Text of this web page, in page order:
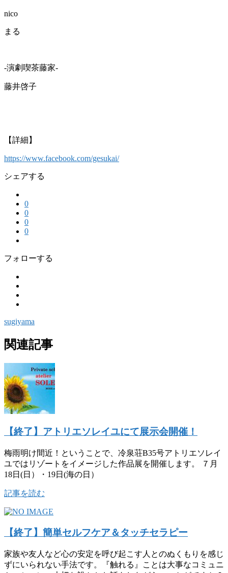
nico
まる
-演劇喫茶藤家-
藤井啓子
【詳細】
https://www.facebook.com/gesukai/
シェアする
0
0
0
0
フォローする
sugiyama
関連記事
【終了】アトリエソレイユにて展示会開催！
梅雨明け間近！ということで、冷泉荘B35号アトリエソレイ
ユではリゾートをイメージした作品展を開催します。 ７月
18日(日）・19日(海の日）
記事を読む
【終了】簡単セルフケア＆タッチセラピー
家族や友人など心の安定を呼び起こす人とのぬくもりを感じ
ずにいられない手法です。『触れる』ことは大事なコミュニ